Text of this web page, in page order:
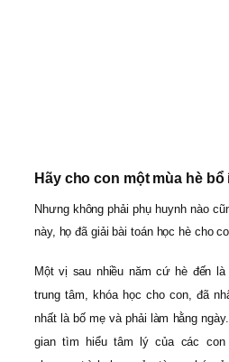
Hãy cho con một mùa hè bổ
Nhưng không phải phụ huynh nào
này, họ đã giải bài toán học hè cho
Một vị sau nhiều năm cứ hè đến
trung tâm, khóa học cho con, đã
nhất là bố mẹ và phải làm hằng
gian tìm hiểu tâm lý của các